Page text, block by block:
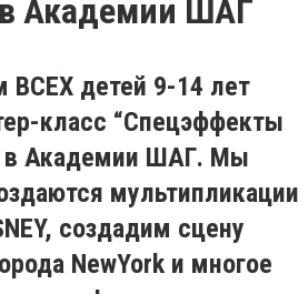
в Академии ШАГ
ВСЕХ детей 9-14 лет
класс “Спецэффекты
в Академии ШАГ. Мы
мультипликации
создадим сцену
NewYork и многое